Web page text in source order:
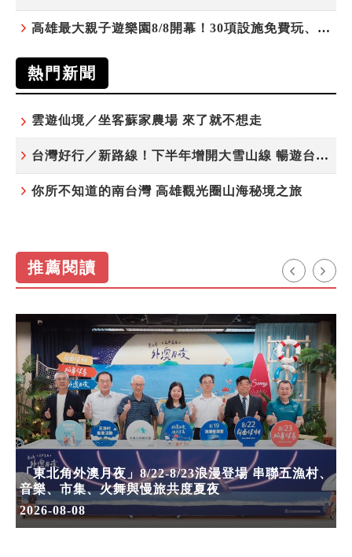
高雄最大親子遊樂園8/8開幕！30項設施免費玩、YOYO家族嗨翻暑假
熱門新聞
雲遊仙境／坐客蘇家農場 來了就不想走
台灣好行／新路線！下半年增開大雪山線 暢遊台中更便利
你所不知道的南台灣 高雄觀光圈山海秘境之旅
推薦閱讀
「東北角外澳月夜」8/22-8/23浪漫登場 串聯五漁村、
音樂、市集、火舞與慢旅共度夏夜
2026-08-08